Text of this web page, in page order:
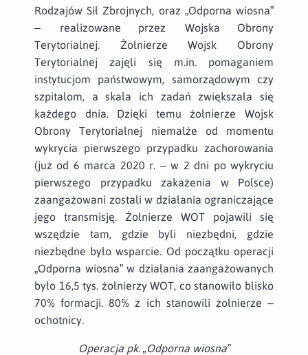
Rodzajów Sił Zbrojnych, oraz „Odporna wiosna”
– realizowane przez Wojska Obrony
Terytorialnej. Żołnierze Wojsk Obrony
Terytorialnej zajęli się m.in. pomaganiem
instytucjom państwowym, samorządowym czy
szpitalom, a skala ich zadań zwiększała się
każdego dnia. Dzięki temu żołnierze Wojsk
Obrony Terytorialnej niemalże od momentu
wykrycia pierwszego przypadku zachorowania
(już od 6 marca 2020 r. – w 2 dni po wykryciu
pierwszego przypadku zakażenia w Polsce)
zaangażowani zostali w działania ograniczające
jego transmisję. Żołnierze WOT pojawili się
wszędzie tam, gdzie byli niezbędni, gdzie
niezbędne było wsparcie. Od początku operacji
„Odporna wiosna” w działania zaangażowanych
było 16,5 tys. żołnierzy WOT, co stanowiło blisko
70% formacji. 80% z ich stanowili żołnierze –
ochotnicy.
Operacja pk. „Odporna wiosna”